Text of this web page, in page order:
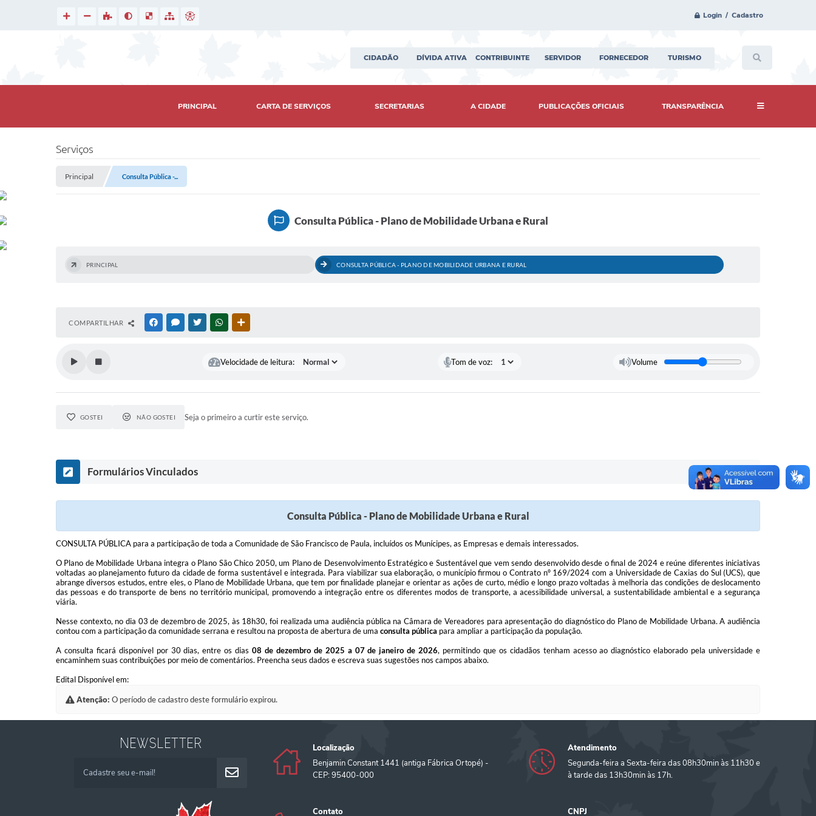
Login / Cadastro
CIDADÃO DÍVIDA ATIVA CONTRIBUINTE SERVIDOR FORNECEDOR TURISMO
PRINCIPAL CARTA DE SERVIÇOS SECRETARIAS A CIDADE PUBLICAÇÕES OFICIAIS TRANSPARÊNCIA
Serviços
Principal Consulta Pública -...
Consulta Pública - Plano de Mobilidade Urbana e Rural
PRINCIPAL CONSULTA PÚBLICA - PLANO DE MOBILIDADE URBANA E RURAL
COMPARTILHAR FACEBOOKMESSENGER
TWITTERWHATSAPP
Velocidade de leitura: Tom de voz: Volume
GOSTEI NÃO GOSTEI Seja o primeiro a curtir este serviço.
Formulários Vinculados
Consulta Pública - Plano de Mobilidade Urbana e Rural
CONSULTA PÚBLICA para a participação de toda a Comunidade de São Francisco de Paula, incluídos os Munícipes, as Empresas e demais interessados.
O Plano de Mobilidade Urbana integra o Plano São Chico 2050, um Plano de Desenvolvimento Estratégico e Sustentável que vem sendo desenvolvido desde o final de 2024 e reúne diferentes iniciativas
voltadas ao planejamento futuro da cidade de forma sustentável e integrada. Para viabilizar sua elaboração, o município firmou o Contrato nº 169/2024 com a Universidade de Caxias do Sul (UCS), que
abrange diversos estudos, entre eles, o Plano de Mobilidade Urbana, que tem por finalidade planejar e orientar as ações de curto, médio e longo prazo voltadas à melhoria das condições de deslocamento
das pessoas e do transporte de bens no território municipal, promovendo a integração entre os diferentes modos de transporte, a acessibilidade universal, a sustentabilidade ambiental e a segurança
viária.
Nesse contexto, no dia 03 de dezembro de 2025, às 18h30, foi realizada uma audiência pública na Câmara de Vereadores para apresentação do diagnóstico do Plano de Mobilidade Urbana. A audiência
contou com a participação da comunidade serrana e resultou na proposta de abertura de uma consulta pública para ampliar a participação da população.
A consulta ficará disponível por 30 dias, entre os dias08 de dezembro de 2025 a 07 de janeiro de 2026, permitindo que os cidadãos tenham acesso ao diagnóstico elaborado pela universidade e
encaminhem suas contribuições por meio de comentários. Preencha seus dados e escreva suas sugestões nos campos abaixo.
Edital Disponível em:
Atenção: O período de cadastro deste formulário expirou.
NEWSLETTER
Localização
Benjamin Constant 1441 (antiga Fábrica Ortopé) -
CEP: 95400-000
Atendimento
Segunda-feira a Sexta-feira das 08h30min às 11h30 e
à tarde das 13h30min às 17h.
Contato CNPJ